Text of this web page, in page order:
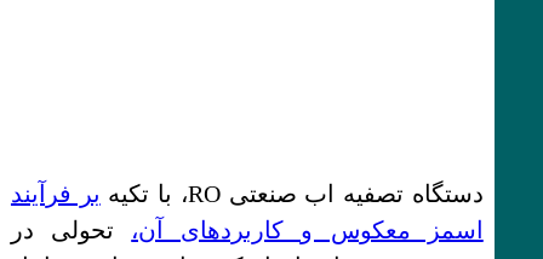
دستگاه تصفیه اب صنعتی RO، با تکیه
بر فرآیند
اسمز معکوس و کاربردهای آن، تحولی در